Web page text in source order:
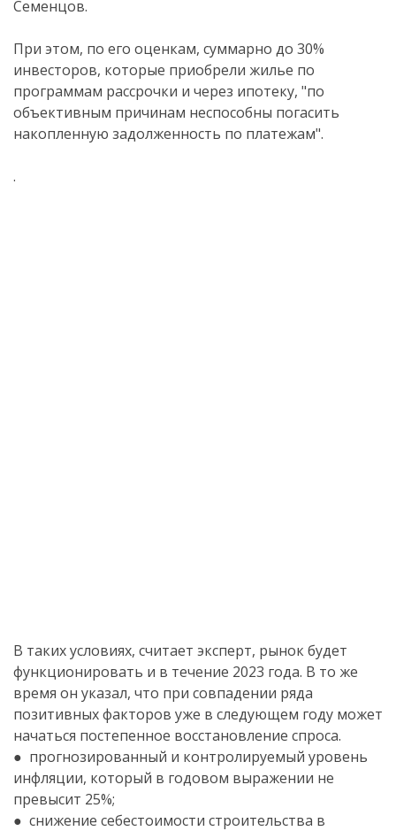
Семенцов.
При этом, по его оценкам, суммарно до 30%
инвесторов, которые приобрели жилье по
программам рассрочки и через ипотеку, "по
объективным причинам неспособны погасить
накопленную задолженность по платежам".
.
В таких условиях, считает эксперт, рынок будет
функционировать и в течение 2023 года. В то же
время он указал, что при совпадении ряда
позитивных факторов уже в следующем году может
начаться постепенное восстановление спроса.
● прогнозированный и контролируемый уровень
инфляции, который в годовом выражении не
превысит 25%;
● снижение себестоимости строительства в